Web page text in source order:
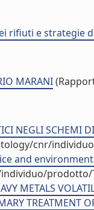
rifiuti e strategie
MARANI
NEGLI
cnr/
and
prodotto/
METALS